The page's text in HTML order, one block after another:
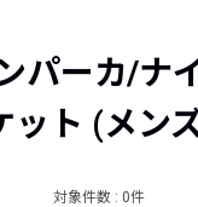
パーカ/ナ
ット (メン
対象件数 : 0件